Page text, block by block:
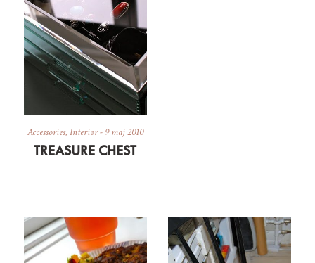
Accessories, Interiør- 9 maj 2010
TREASURE CHEST